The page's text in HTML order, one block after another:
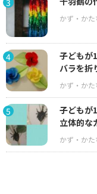
4
子どもが
バラを折
5
子どもが
立体的な